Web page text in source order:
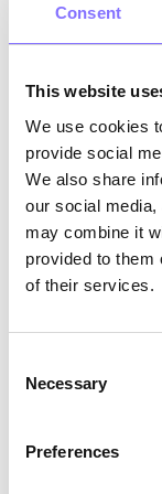
Consent
This website
We use cookies
provide social
We also share
our social
may combine it
provided to them
of their services.
Selection
Necessary
Preferences
Photo bySiniz
Ας
Η Σοφία είναι
παίζει πιάνο.
επιδέξιος στο
την επιθυμία
να